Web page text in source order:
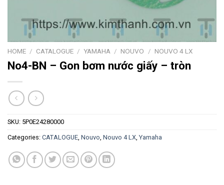
HOME / CATALOGUE / YAMAHA / NOUVO / NOUVO 4 LX
No4-BN – Gon bơm nước giấy – tròn
SKU: 5P0E24280000
Categories: CATALOGUE, Nouvo, Nouvo 4 LX, Yamaha